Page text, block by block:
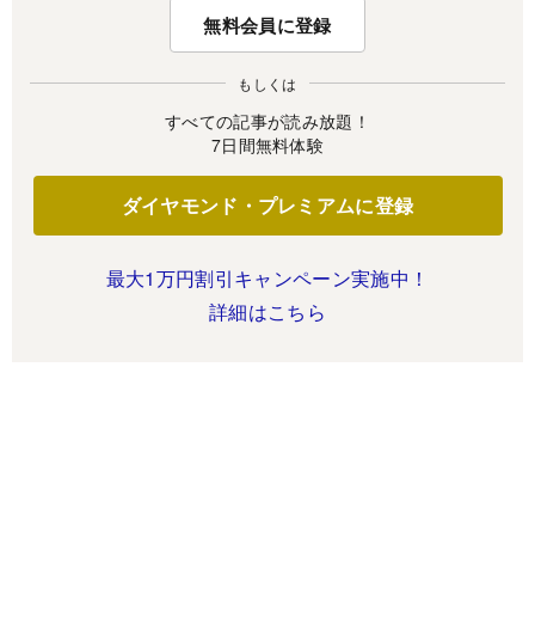
無料会員に登録
もしくは
すべての記事が読み放題！
7日間無料体験
ダイヤモンド・プレミアムに登録
最大1万円割引キャンペーン実施中！
詳細はこちら